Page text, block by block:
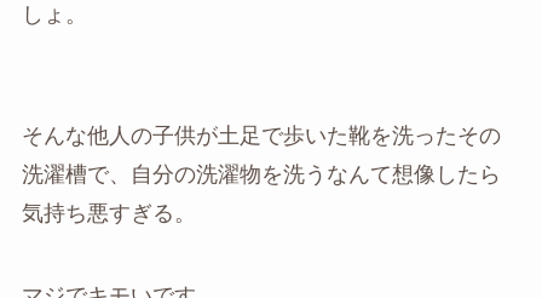
しょ。
そんな他人の子供が土足で歩いた靴を洗ったその
洗濯槽で、自分の洗濯物を洗うなんて想像したら
気持ち悪すぎる。